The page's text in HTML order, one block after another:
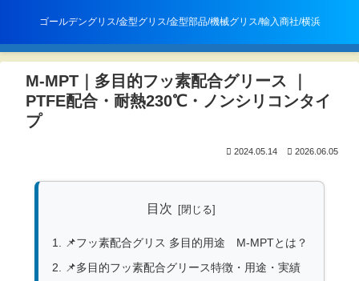
ゴールデングリス/金型グリス/金型部品/機械グリス/輸入商社/横浜
M-MPT｜多目的フッ素配合グリース ｜
PTFE配合・耐熱230℃・ノンシリコンタイ
プ
2024.05.14 2026.06.05
目次
📌フッ素配合グリス 多目的用途 M-MPTとは？
📌多目的フッ素配合グリース特徴・用途・実績
㈱エムアンドエム